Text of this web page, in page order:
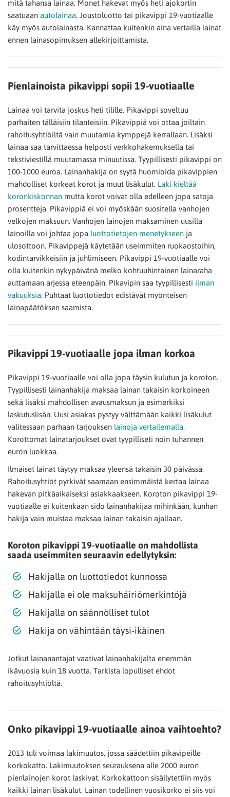
mitä tahansa lainaa. Monet hakevat myös heti ajokortin
saatuaan autolainaa. Joustoluotto tai pikavippi 19-vuotiaalle
käy myös autolainasta. Kannattaa kuitenkin aina vertailla lainat
ennen lainasopimuksen allekirjoittamista.
Pienlainoista pikavippi sopii 19-vuotiaalle
Lainaa voi tarvita joskus heti tilille. Pikavippi soveltuu
parhaiten tälläisiin tilanteisiin. Pikavippiä voi ottaa joiltain
rahoitusyhtiöiltä vain muutamia kymppejä kerrallaan. Lisäksi
lainaa saa tarvittaessa helposti verkkohakemuksella tai
tekstiviestillä muutamassa minuutissa. Tyypillisesti pikavippi on
100-1000 euroa. Lainanhakija on syytä huomioida pikavippien
mahdolliset korkeat korot ja muut lisäkulut. Laki kieltää
koronkiskonnan mutta korot voivat olla edelleen jopa satoja
prosentteja. Pikavippiä ei voi myöskään suositella vanhojen
velkojen maksuun. Vanhojen lainojen maksaminen uusilla
lainoilla voi johtaa jopa luottotietojen menetykseen ja
ulosottoon. Pikavippejä käytetään useimmiten ruokaostoihin,
kodintarvikkeisiin ja juhlimiseen. Pikavippi 19-vuotiaalle voi
olla kuitenkin nykypäivänä melko kohtuuhintainen lainaraha
auttamaan arjessa eteenpäin. Pikavipin saa tyypillisesti ilman
vakuuksia. Puhtaat luottotiedot edistävät myönteisen
lainapäätöksen saamista.
Pikavippi 19-vuotiaalle jopa ilman korkoa
Pikavippi 19-vuotiaalle voi olla jopa täysin kulutun ja koroton.
Tyypillisesti lainanhakija maksaa lainan takaisin korkoineen
sekä lisäksi mahdollisen avausmaksun ja esimerkiksi
laskutuslisän. Uusi asiakas pystyy välttämään kaikki lisäkulut
valitessaan parhaan tarjouksen lainoja vertailemalla.
Korottomat lainatarjoukset ovat tyypilliseti noin tuhannen
euron luokkaa.
Ilmaiset lainat täytyy maksaa yleensä takaisin 30 päivässä.
Rahoitusyhtiöt pyrkivät saamaan ensimmäistä kertaa lainaa
hakevan pitkäaikaiseksi asiakkaakseen. Koroton pikavippi 19-
vuotiaalle ei kuitenkaan sido lainanhakijaa mihinkään, kunhan
hakija vain muistaa maksaa lainan takaisin ajallaan.
Koroton pikavippi 19-vuotiaalle on mahdollista
saada useimmiten seuraavin edellytyksin:
Hakijalla on luottotiedot kunnossa
Hakijalla ei ole maksuhäiriömerkintöjä
Hakijalla on säännölliset tulot
Hakija on vähintään täysi-ikäinen
Jotkut lainanantajat vaativat lainanhakijalta enemmän
ikävuosia kuin 18 vuotta. Tarkista lopulliset ehdot
rahoitusyhtiöltä.
Onko pikavippi 19-vuotiaalle ainoa vaihtoehto?
2013 tuli voimaa lakimuutos, jossa säädettiin pikavipeille
korkokatto. Lakimuutoksen seurauksena alle 2000 euron
pienlainojen korot laskivat. Korkokattoon sisällytettiin myös
kaikki lainan lisäkulut. Lainan todellinen vuosikorko ei siis voi